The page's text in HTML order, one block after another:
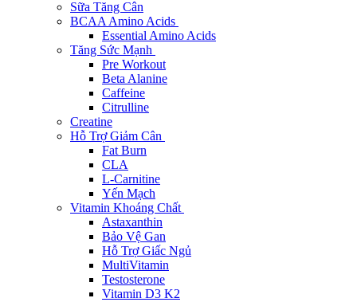
Sữa Tăng Cân
BCAA Amino Acids
Essential Amino Acids
Tăng Sức Mạnh
Pre Workout
Beta Alanine
Caffeine
Citrulline
Creatine
Hỗ Trợ Giảm Cân
Fat Burn
CLA
L-Carnitine
Yến Mạch
Vitamin Khoáng Chất
Astaxanthin
Bảo Vệ Gan
Hỗ Trợ Giấc Ngủ
MultiVitamin
Testosterone
Vitamin D3 K2